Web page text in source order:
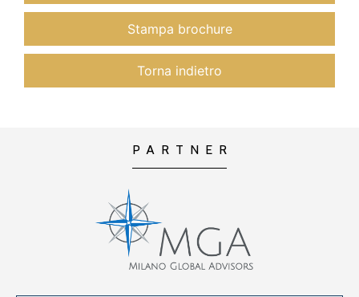
Stampa brochure
Torna indietro
PARTNER